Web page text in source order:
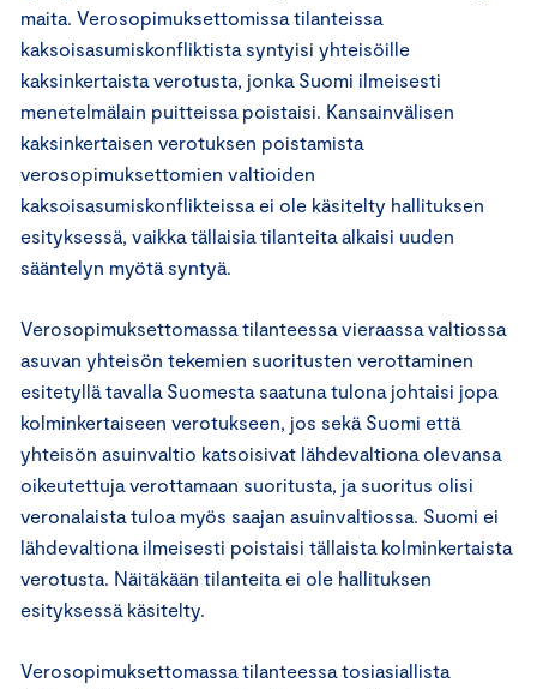
maita. Verosopimuksettomissa tilanteissa
kaksoisasumiskonfliktista syntyisi yhteisöille
kaksinkertaista verotusta, jonka Suomi ilmeisesti
menetelmälain puitteissa poistaisi. Kansainvälisen
kaksinkertaisen verotuksen poistamista
verosopimuksettomien valtioiden
kaksoisasumiskonflikteissa ei ole käsitelty hallituksen
esityksessä, vaikka tällaisia tilanteita alkaisi uuden
sääntelyn myötä syntyä.
Verosopimuksettomassa tilanteessa vieraassa valtiossa
asuvan yhteisön tekemien suoritusten verottaminen
esitetyllä tavalla Suomesta saatuna tulona johtaisi jopa
kolminkertaiseen verotukseen, jos sekä Suomi että
yhteisön asuinvaltio katsoisivat lähdevaltiona olevansa
oikeutettuja verottamaan suoritusta, ja suoritus olisi
veronalaista tuloa myös saajan asuinvaltiossa. Suomi ei
lähdevaltiona ilmeisesti poistaisi tällaista kolminkertaista
verotusta. Näitäkään tilanteita ei ole hallituksen
esityksessä käsitelty.
Verosopimuksettomassa tilanteessa tosiasiallista